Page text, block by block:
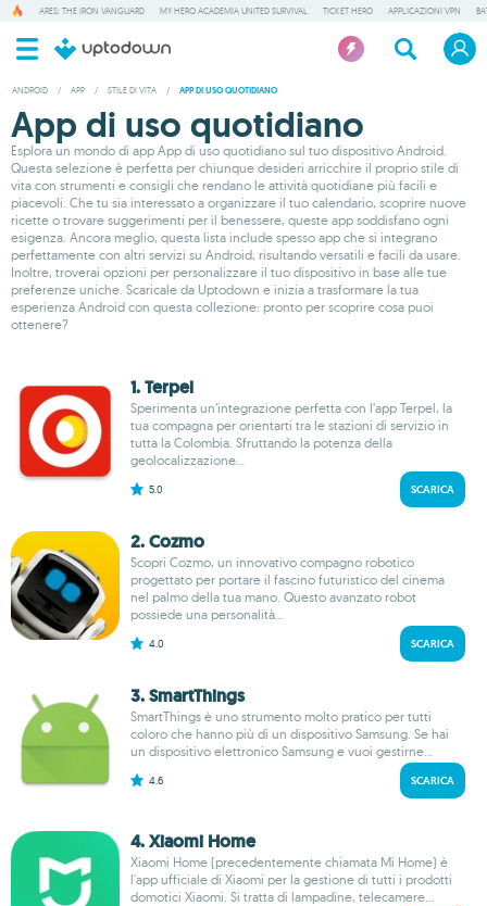
ARES: THE IRON VANGUARD MY HERO ACADEMIA UNITED SURVIVAL TICKET HERO APPLICAZIONI VPN
ANDROID / APP / STILE DI VITA / APP DI USO QUOTIDIANO
App di uso quotidiano
Esplora un mondo di app App di uso quotidiano sul tuo dispositivo Android.
Questa selezione è perfetta per chiunque desideri arricchire il proprio stile di
vita con strumenti e consigli che rendano le attività quotidiane più facili e
piacevoli. Che tu sia interessato a organizzare il tuo calendario, scoprire nuove
ricette o trovare suggerimenti per il benessere, queste app soddisfano ogni
esigenza. Ancora meglio, questa lista include spesso app che si integrano
perfettamente con altri servizi su Android, risultando versatili e facili da usare.
Inoltre, troverai opzioni per personalizzare il tuo dispositivo in base alle tue
preferenze uniche. Scaricale da Uptodown e inizia a trasformare la tua
esperienza Android con questa collezione: pronto per scoprire cosa puoi
ottenere?
1. Terpel
Sperimenta un’integrazione perfetta con l’app Terpel, la
tua compagna per orientarti tra le stazioni di servizio in
tutta la Colombia. Sfruttando la potenza della
geolocalizzazione...
5.0 SCARICA
2. Cozmo
Scopri Cozmo, un innovativo compagno robotico
progettato per portare il fascino futuristico del cinema
nel palmo della tua mano. Questo avanzato robot
possiede una personalità...
4.0 SCARICA
3. Smart​Things
SmartThings è uno strumento molto pratico per tutti
coloro che hanno più di un dispositivo Samsung. Se hai
un dispositivo elettronico Samsung e vuoi gestirne...
4.6 SCARICA
4. Xiaomi Home
Xiaomi Home (precedentemente chiamata Mi Home) è
l'app ufficiale di Xiaomi per la gestione di tutti i prodotti
domotici Xiaomi. Si tratta di lampadine, telecamere...